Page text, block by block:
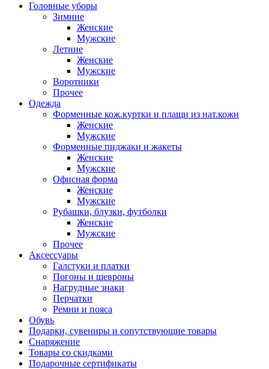
Головные уборы
Зимние
Женские
Мужские
Летние
Женские
Мужские
Воротники
Прочее
Одежда
Форменные кож.куртки и плащи из нат.кожи
Женские
Мужские
Форменные пиджаки и жакеты
Женские
Мужские
Офисная форма
Женские
Мужские
Рубашки, блузки, футболки
Женские
Мужские
Прочее
Аксессуары
Галстуки и платки
Погоны и шевроны
Нагрудные знаки
Перчатки
Ремни и пояса
Обувь
Подарки, сувениры и сопутствующие товары
Снаряжение
Товары со скидками
Подарочные сертификаты